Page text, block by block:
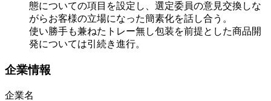
態についての項目を設定し、選定委員の意見交換しな
がらお客様の立場になった簡素化を話し合う。
使い勝手も兼ねたトレー無し包装を前提とした商品開
発については引続き進行。
企業情報
企業名